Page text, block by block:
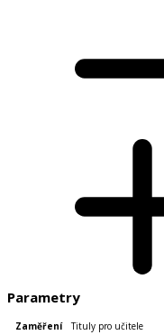
Parametry
Zaměření
Tituly pro učitele